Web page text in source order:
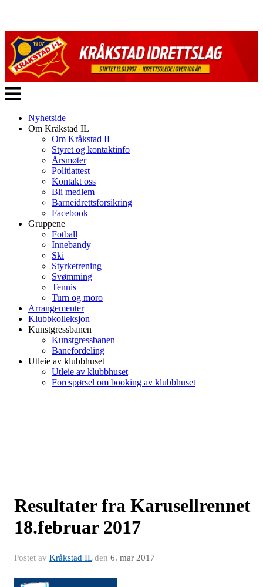
Veksle
navigasjon
Nyhetside
Om Kråkstad IL
Om Kråkstad IL
Styret og kontaktinfo
Årsmøter
Politiattest
Kontakt oss
Bli medlem
Barneidrettsforsikring
Facebook
Gruppene
Fotball
Innebandy
Ski
Styrketrening
Svømming
Tennis
Turn og moro
Arrangementer
Klubbkolleksjon
Kunstgressbanen
Kunstgressbanen
Banefordeling
Utleie av klubbhuset
Utleie av klubbhuset
Forespørsel om booking av klubbhuset
Resultater fra Karusellrennet
18.februar 2017
Postet av Kråkstad ILden 6. mar 2017